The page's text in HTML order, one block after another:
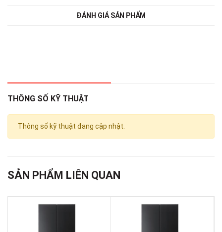
ĐÁNH GIÁ SẢN PHẨM
THÔNG SỐ KỸ THUẬT
Thông số kỹ thuật đang cập nhật.
SẢN PHẨM LIÊN QUAN